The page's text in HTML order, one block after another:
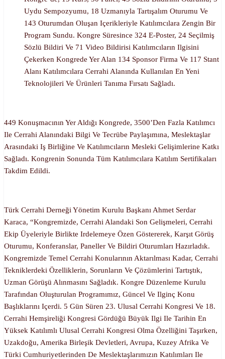
Uydu Sempozyumu, 18 Uzmanıyla Tartışalım Oturumu Ve
143 Oturumdan Oluşan Içerikleriyle Katılımcılara Zengin Bir
Program Sundu. Kongre Süresince 324 E-Poster, 24 Seçilmiş
Sözlü Bildiri Ve 71 Video Bildirisi Katılımcıların Ilgisini
Çekerken Kongrede Yer Alan 134 Sponsor Firma Ve 117 Stant
Alanı Katılımcılara Cerrahi Alanında Kullanılan En Yeni
Teknolojileri Ve Ürünleri Tanıma Fırsatı Sağladı.
449 Konuşmacının Yer Aldığı Kongrede, 3500’den Fazla Katılımcı
Ile Cerrahi Alanındaki Bilgi Ve Tecrübe Paylaşımına, Meslektaşlar
Arasındaki Iş Birliğine Ve Katılımcıların Mesleki Gelişimlerine Katkı
Sağladı. Kongrenin Sonunda Tüm Katılımcılara Katılım Sertifikaları
Takdim Edildi.
Türk Cerrahi Derneği Yönetim Kurulu Başkanı Ahmet Serdar
Karaca, “Kongremizde, Cerrahi Alandaki Son Gelişmeleri, Cerrahi
Ekip Üyeleriyle Birlikte Irdelemeye Özen Göstererek, Karşıt Görüş
Oturumu, Konferanslar, Paneller Ve Bildiri Oturumları Hazırladık.
Kongremizde Temel Cerrahi Konularının Aktarılması Kadar, Cerrahi
Tekniklerdeki Özelliklerin, Sorunların Ve Çözümlerini Tartıştık,
Uzman Görüşü Alınmasını Sağladık. Kongre Düzenleme Kurulu
Tarafından Oluşturulan Programımız, Güncel Ve Ilginç Konu
Başlıklarını Içerdi. 5 Gün Süren 23. Ulusal Cerrahi Kongresi Ve 18.
Cerrahi Hemşireliği Kongresi Gördüğü Büyük Ilgi Ile Tarihin En
Yüksek Katılımlı Ulusal Cerrahi Kongresi Olma Özelliğini Taşırken,
Uzakdoğu, Amerika Birleşik Devletleri, Avrupa, Kuzey Afrika Ve
Türki Cumhuriyetlerinden De Meslektaşlarımızın Katılımları Ile